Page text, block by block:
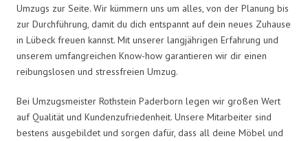
Umzugs zur Seite. Wir kümmern uns um alles, von der Planung bis
zur Durchführung, damit du dich entspannt auf dein neues Zuhause
in Lübeck freuen kannst. Mit unserer langjährigen Erfahrung und
unserem umfangreichen Know-how garantieren wir dir einen
reibungslosen und stressfreien Umzug.
Bei Umzugsmeister Rothstein Paderborn legen wir großen Wert
auf Qualität und Kundenzufriedenheit. Unsere Mitarbeiter sind
bestens ausgebildet und sorgen dafür, dass all deine Möbel und